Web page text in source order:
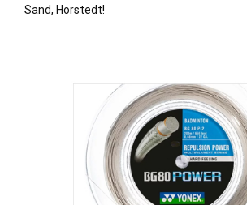
Sand, Horstedt!